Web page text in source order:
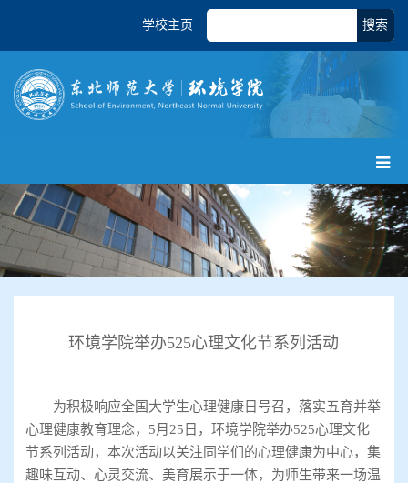
搜索
学校主页
环境学院举办525心理文化节系列活动
为积极响应全国大学生心理健康日号召，落实五育并举
心理健康教育理念，5月25日，环境学院举办525心理文化
节系列活动，本次活动以关注同学们的心理健康为中心，集
趣味互动、心灵交流、美育展示于一体，为师生带来一场温